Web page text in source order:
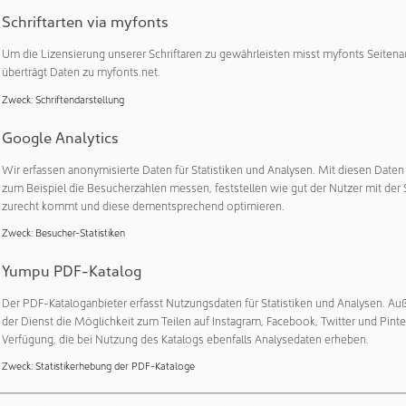
der Schweizer Entwickler, Hersteller und Anbieter von
und MBV AG, der Schweizer Weltmarktführer in
den Beginn einer strategischen Partnerschaft
GEBÄUDETECHNIK
Mitglied in der Geschäftsleitung und
wächst und erweitert die Geschäftsleitung um Norbert
übernimmt Norbert Schorpp als Chief
Wertschöpfungskette. Als ausgewiesener
AG präsentiert das neue digitale Anemometer MAS-100 Regulus zur Kalibrierung
robust und präzise
Schriftarten via myfonts
Um die Lizensierung unserer Schriftaren zu gewährleisten misst myfonts
überträgt Daten zu myfonts.net.
Zweck: Schriftendarstellung
Google Analytics
Wir erfassen anonymisierte Daten für Statistiken und Analysen. Mit diesen
zum Beispiel die Besucherzahlen messen, feststellen wie gut der Nutzer mit der
zurecht kommt und diese dementsprechend optimieren.
Zweck: Besucher-Statistiken
Yumpu PDF-Katalog
Der PDF-Kataloganbieter erfasst Nutzungsdaten für Statistiken und Analysen.
der Dienst die Möglichkeit zum Teilen auf Instagram, Facebook, Twitter und
Verfügung, die bei Nutzung des Katalogs ebenfalls Analysedaten erheben.
Zweck: Statistikerhebung der PDF-Kataloge